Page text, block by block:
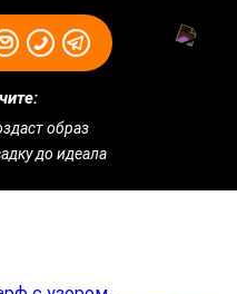
образ
до идеала